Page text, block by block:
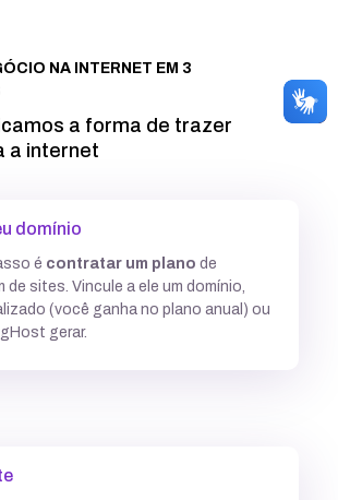
MySQL ilimitados
7,7GB 12,5 GB
do PHP
NA INTERNET EM 3
a forma de trazer
|para a internet
domínio
é contratar um plano de
de sites. Vincule a ele um domínio,
(você ganha no plano anual) ou
gerar.